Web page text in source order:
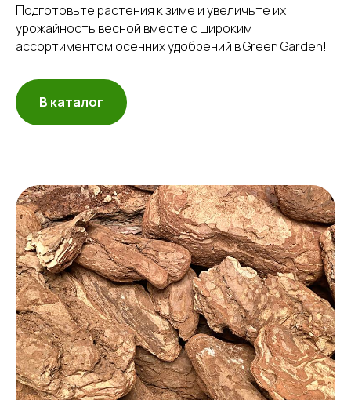
Подготовьте растения к зиме и увеличьте их
урожайность весной вместе с широким
ассортиментом осенних удобрений в Green Garden!
В каталог